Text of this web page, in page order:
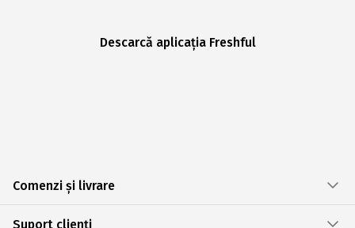
Descarcă aplicația Freshful
Comenzi și livrare
Suport clienți